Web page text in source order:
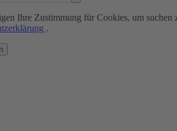
Ihre Zustimmung für Cookies, um
.